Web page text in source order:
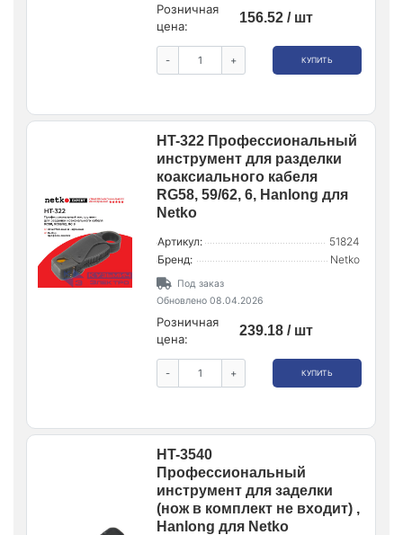
Розничная
цена:
156.52 / шт
- + КУПИТЬ
HT-322 Профессиональный
инструмент для разделки
коаксиального кабеля
RG58, 59/62, 6, Hanlong для
Netko
Артикул:
51824
Бренд:
Netko
Под заказ
Обновлено 08.04.2026
Розничная
цена:
239.18 / шт
- + КУПИТЬ
HT-3540
Профессиональный
инструмент для заделки
(нож в комплект не входит) ,
Hanlong для Netko